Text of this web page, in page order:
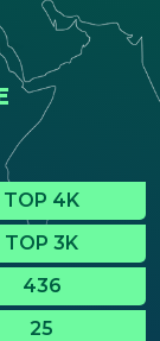
TOP 4K
TOP 3K
436
25